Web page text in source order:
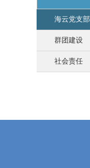
海云党支部
群团建设
社会责任